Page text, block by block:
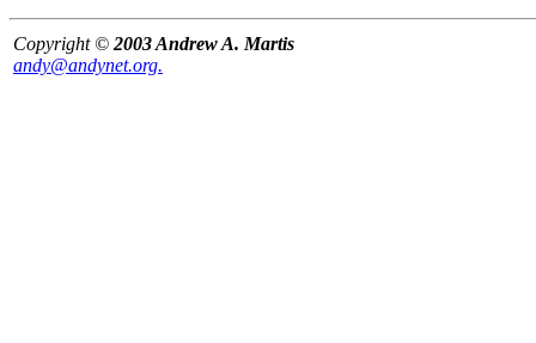
Copyright © 2003 Andrew A. Martis
andy@andynet.org.